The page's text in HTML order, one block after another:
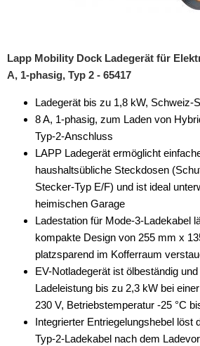
Lapp Mobility Dock Ladegerät für
A, 1-phasig, Typ 2 - 65417
Ladegerät bis zu 1,8 kW, Schweiz-
8 A, 1-phasig, zum Laden von
Typ-2-Anschluss
LAPP Ladegerät ermöglicht
haushaltsübliche Steckdosen
Stecker-Typ E/F) und ist ideal
heimischen Garage
Ladestation für Mode-3-Ladekabel
kompakte Design von 255 mm x
platzsparend im Kofferraum
EV-Notladegerät ist ölbeständig
Ladeleistung bis zu 2,3 kW bei
230 V, Betriebstemperatur -25 °C
Integrierter Entriegelungshebel löst
Typ-2-Ladekabel nach dem